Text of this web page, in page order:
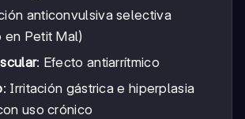
anticonvulsiva selectiva
Petit Mal)
: Efecto antiarrítmico
: Irritación gástrica e hiperplasia
uso crónico